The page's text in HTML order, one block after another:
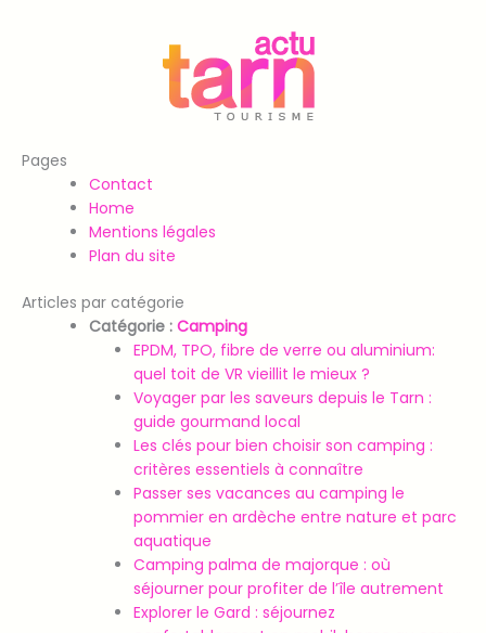
Pages
Contact
Home
Mentions légales
Plan du site
Articles par catégorie
Catégorie : Camping
EPDM, TPO, fibre de verre ou aluminium:
quel toit de VR vieillit le mieux ?
Voyager par les saveurs depuis le Tarn :
guide gourmand local
Les clés pour bien choisir son camping :
critères essentiels à connaître
Passer ses vacances au camping le
pommier en ardèche entre nature et parc
aquatique
Camping palma de majorque : où
séjourner pour profiter de l’île autrement
Explorer le Gard : séjournez